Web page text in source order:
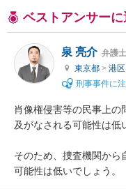
ベストアンサー
泉 亮介 弁護士
東京都 > 港区
刑事事件に
肖像権侵害等の民事上の
及がなされる可能性は低
そのため、捜査機関から
可能性は低いでしょう。